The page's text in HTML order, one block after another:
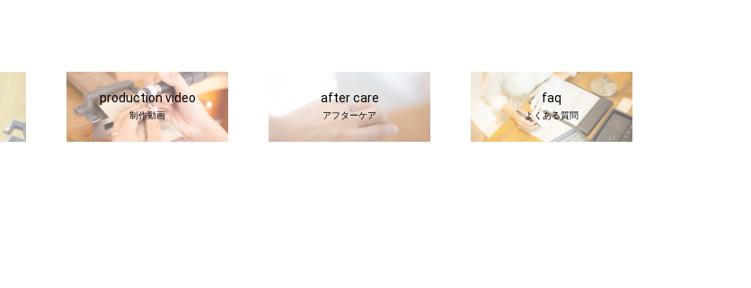
production video
制作動画
after care
アフターケア
faq
よくある質問